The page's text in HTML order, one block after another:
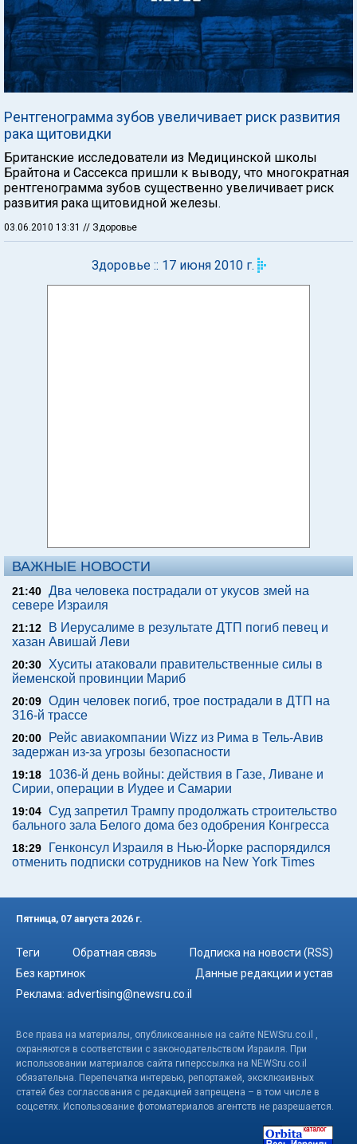
Рентгенограмма зубов увеличивает риск развития
рака щитовидки
Британские исследователи из Медицинской школы
Брайтона и Сассекса пришли к выводу, что многократная
рентгенограмма зубов существенно увеличивает риск
развития рака щитовидной железы.
03.06.2010 13:31 // Здоровье
Здоровье :: 17 июня 2010 г.
ВАЖНЫЕ НОВОСТИ
21:40 Два человека пострадали от укусов змей на
севере Израиля
21:12
В Иерусалиме в результате ДТП погиб певец и
хазан Авишай Леви
20:30
Хуситы атаковали правительственные силы в
йеменской провинции Мариб
20:09 Один человек погиб, трое пострадали в ДТП на
316-й трассе
20:00
Рейс авиакомпании Wizz из Рима в Тель-Авив
задержан из-за угрозы безопасности
19:18
1036-й день войны: действия в Газе, Ливане и
Сирии, операции в Иудее и Самарии
19:04 Суд запретил Трампу продолжать строительство
бального зала Белого дома без одобрения Конгресса
18:29
Генконсул Израиля в Нью-Йорке распорядился
отменить подписки сотрудников на New York Times
Пятница, 07 августа 2026 г.
Теги Обратная связь
Подписка на новости (RSS)
Без картинок
Данные редакции и устав
Реклама: advertising@newsru.co.il
Все права на материалы, опубликованные на сайте NEWSru.co.il ,
охраняются в соответствии с законодательством Израиля. При
использовании материалов сайта гиперссылка на NEWSru.co.il
обязательна. Перепечатка интервью, репортажей, эксклюзивных
статей без согласования с редакцией запрещена – в том числе в
соцсетях. Использование фотоматериалов агентств не разрешается.